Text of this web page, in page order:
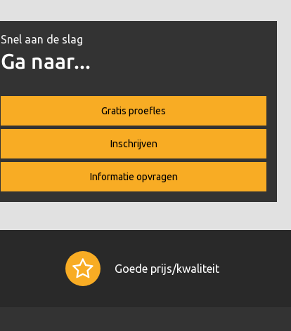
Snel aan de slag
Ga naar...
Gratis proefles
Inschrijven
Informatie opvragen
Goede prijs/kwaliteit